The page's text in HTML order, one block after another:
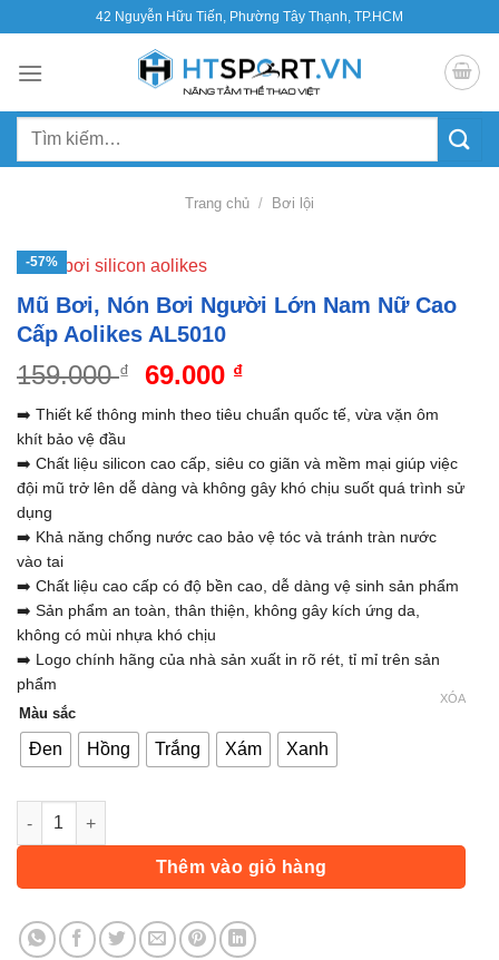
nội
42 Nguyễn Hữu Tiến, Phường Tây Thạnh, TP.HCM
Tìm
Trang chủ / Bơi lội
-57%
Mũ Bơi, Nón Bơi Người Lớn Nam Nữ Cao
Cấp Aolikes AL5010
159.000₫
Giá
là:
159.000 ₫.
69.000 ₫Giá
hiện
tại
là:
69.000 ₫.
➡️ Thiết kế thông minh theo tiêu chuẩn quốc tế, vừa vặn ôm
khít bảo vệ đầu
➡️ Chất liệu silicon cao cấp, siêu co giãn và mềm mại giúp việc
đội mũ trở lên dễ dàng và không gây khó chịu suốt quá trình sử
dụng
➡️ Khả năng chống nước cao bảo vệ tóc và tránh tràn nước
vào tai
➡️ Chất liệu cao cấp có độ bền cao, dễ dàng vệ sinh sản phẩm
➡️ Sản phẩm an toàn, thân thiện, không gây kích ứng da,
không có mùi nhựa khó chịu
➡️ Logo chính hãng của nhà sản xuất in rõ rét, tỉ mỉ trên sản
phẩm
Màu sắc
Đen Hồng Trắng Xám Xanh
XÓA
Mũ Bơi, Nón Bơi Người Lớn Nam Nữ Cao Cấp Aolikes AL5010
Thêm vào giỏ hàng